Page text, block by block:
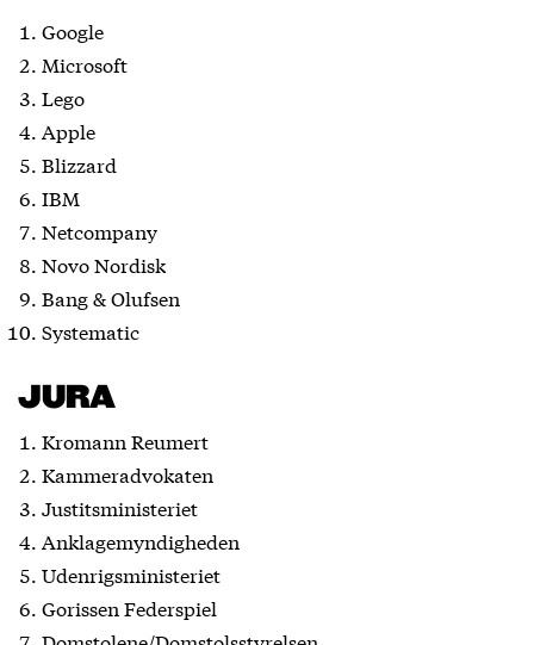
Google
Microsoft
Lego
Apple
Blizzard
IBM
Netcompany
Novo Nordisk
Bang & Olufsen
Systematic
JURA
Kromann Reumert
Kammeradvokaten
Justitsministeriet
Anklagemyndigheden
Udenrigsministeriet
Gorissen Federspiel